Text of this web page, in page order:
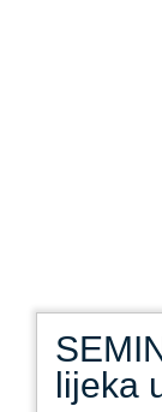
lijeka